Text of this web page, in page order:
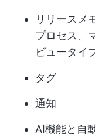
リリースメ
プロセス、
ビュータイ
タグ
通知
AI機能と自